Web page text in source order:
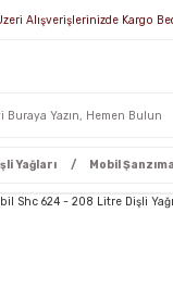
Alışverişlerinizde Kargo
Yağları Mobil